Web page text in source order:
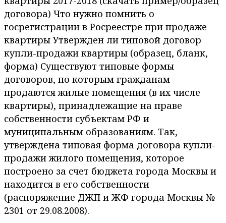
договора) Что нужно помнить о
госрегистрации в Росреестре при продаже
квартиры Утвержден ли типовой договор
купли-продажи квартиры (образец, бланк,
форма) Существуют типовые формы
договоров, по которым гражданам
продаются жилые помещения (в их числе
квартиры), принадлежащие на праве
собственности субъектам РФ и
муниципальным образованиям. Так,
утверждена типовая форма договора купли-
продажи жилого помещения, которое
построено за счет бюджета города Москвы и
находится в его собственности
(распоряжение ДЖП и ЖФ города Москвы №
2301 от 29.08.2008).